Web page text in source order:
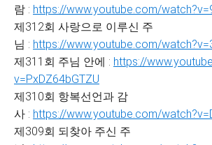
람 : https://www.youtube.com/
제312회 사랑으로 이루신 주
님 : https://www.youtube.com/
제311회 주님 안에 : https://
v=PxDZ64bGTZU
제310회 항복선언과 감
사 : https://www.youtube.com/
제309회 되찾아 주신 주